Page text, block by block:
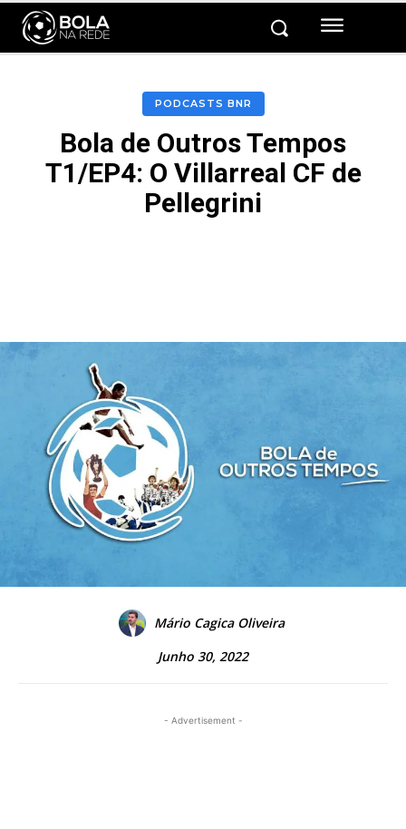
PODCASTS BNR
Bola de Outros Tempos
T1/EP4: O Villarreal CF de
Pellegrini
Mário Cagica Oliveira
Junho 30, 2022
- Advertisement -